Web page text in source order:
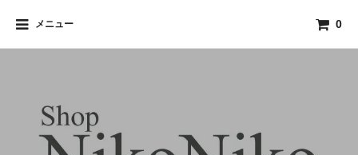
メニュー 0